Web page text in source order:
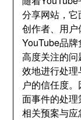
分享网站，
创作者、用户
YouTube品
高度关注的
效地进行处
户的信任度
面事件的处
相关预案与应